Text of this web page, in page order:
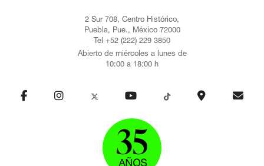
2 Sur 708, Centro Histórico,
Puebla, Pue., México 72000
Tel +52 (222) 229 3850
Abierto de miércoles a lunes de
10:00 a 18:00 h